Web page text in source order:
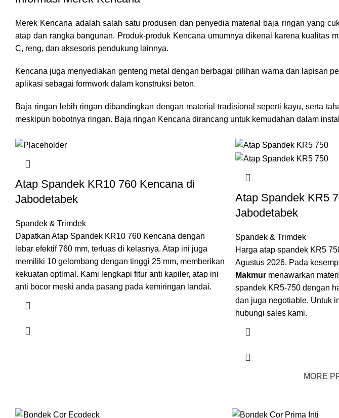
Merek Kencana adalah salah satu produsen dan penyedia material baja ringan yang
atap dan rangka bangunan. Produk-produk Kencana umumnya dikenal karena kualitas
C, reng, dan aksesoris pendukung lainnya.
Kencana juga menyediakan genteng metal dengan berbagai pilihan warna dan lapisan
aplikasi sebagai formwork dalam konstruksi beton.
Baja ringan lebih ringan dibandingkan dengan material tradisional seperti kayu, serta
meskipun bobotnya ringan. Baja ringan Kencana dirancang untuk kemudahan dalam
Atap Spandek KR10 760 Kencana di
Jabodetabek
Spandek & Trimdek
Dapatkan Atap Spandek KR10 760 Kencana dengan
lebar efektif 760 mm, terluas di kelasnya. Atap ini juga
memiliki 10 gelombang dengan tinggi 25 mm, memberikan
kekuatan optimal. Kami lengkapi fitur anti kapiler, atap ini
anti bocor meski anda pasang pada kemiringan landai.
Atap Spandek KR5
Jabodetabek
Spandek & Trimdek
Harga atap spandek KR5
Agustus 2026. Pada
Makmurmenawarkan
spandek KR5-750 dengan
dan juga negotiable. Untuk
hubungi sales kami.
MORE